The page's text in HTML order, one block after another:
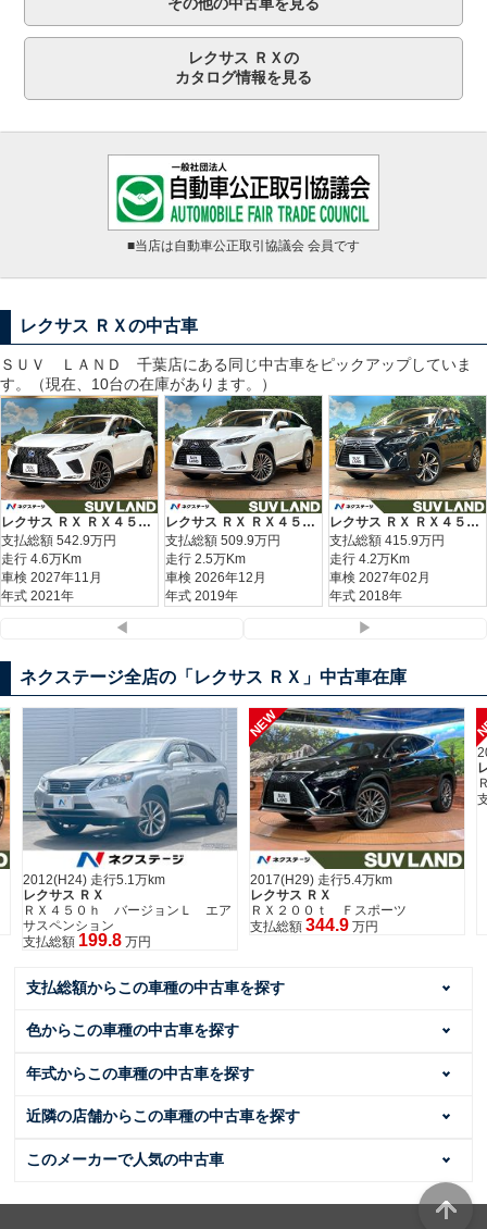
レクサス ＲＸの
カタログ情報を見る
■当店は自動車公正取引協議会 会員です
レクサス ＲＸの中古車
ＳＵＶ ＬＡＮＤ 千葉店にある同じ中古車をピックアップしていま
す。（現在、10台の在庫があります。）
レクサス ＲＸ ＲＸ４５０ｈ Ｆスポーツ
支払総額 542.9万円
走行 4.6万Km
車検 2027年11月
年式 2021年
レクサス ＲＸ ＲＸ４５０ｈＬ
支払総額 509.9万円
走行 2.5万Km
車検 2026年12月
年式 2019年
レクサス ＲＸ ＲＸ４５０ｈ バージョンＬ
支払総額 415.9万円
走行 4.2万Km
車検 2027年02月
年式 2018年
◀ ▶
ネクステージ全店の「レクサス ＲＸ」中古車在庫
2012(H24) 走行5.1万km
レクサス ＲＸ
ＲＸ４５０ｈ バージョンＬ エア
サスペンション
支払総額 199.8 万円
NEW
2017(H29) 走行5.4万km
レクサス ＲＸ
ＲＸ２００ｔ Ｆスポーツ
支払総額 344.9 万円
支払総額からこの車種の中古車を探す
色からこの車種の中古車を探す
年式からこの車種の中古車を探す
近隣の店舗からこの車種の中古車を探す
このメーカーで人気の中古車